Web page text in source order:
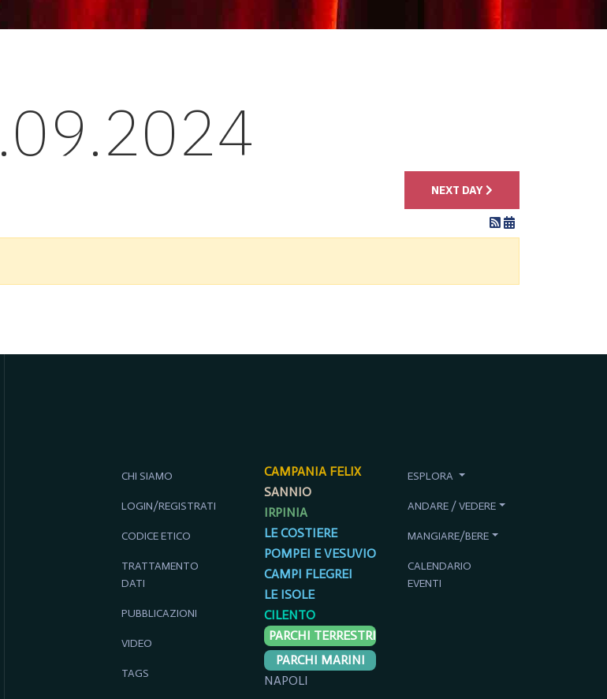
NEXT DAY
CHI SIAMO
LOGIN/REGISTRATI
CODICE ETICO
TRATTAMENTO
DATI
PUBBLICAZIONI
VIDEO
TAGS
CAMPANIA FELIX
SANNIO
IRPINIA
LE COSTIERE
POMPEI E VESUVIO
CAMPI FLEGREI
LE ISOLE
CILENTO
PARCHI TERRESTRI
PARCHI MARINI
NAPOLI
ESPLORA
ANDARE / VEDERE
MANGIARE/BERE
CALENDARIO
EVENTI